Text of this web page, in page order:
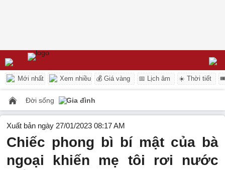
Mới nhất Xem nhiều 💰 Giá vàng 📅 Lịch âm ☀️ Thời tiết
Đời sống Gia đình
Xuất bản ngày 27/01/2023 08:17 AM
Chiếc phong bì bí mật của bà
ngoại khiến mẹ tôi rơi nước